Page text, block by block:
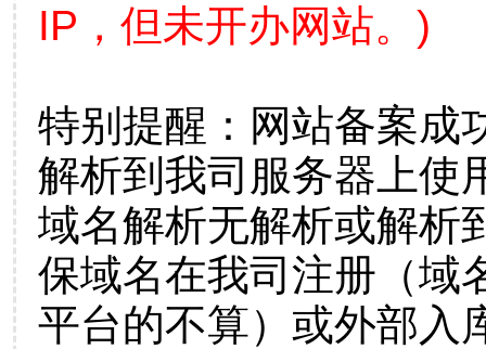
IP，但未开办网站。)
特别提醒：网站备案成
解析到我司服务器上使
域名解析无解析或解析
保域名在我司注册（域
平台的不算）或外部入